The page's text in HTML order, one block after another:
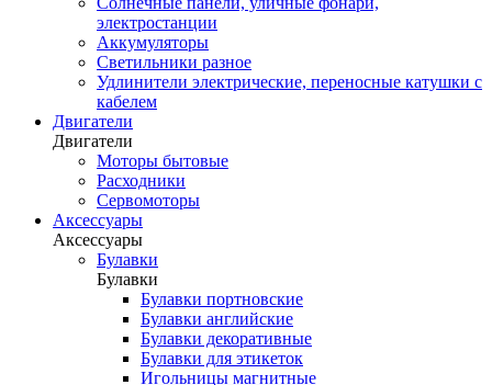
электростанции
Аккумуляторы
Светильники разное
Удлинители электрические, переносные катушки с
кабелем
Двигатели
Двигатели
Моторы бытовые
Расходники
Сервомоторы
Аксессуары
Аксессуары
Булавки
Булавки
Булавки портновские
Булавки английские
Булавки декоративные
Булавки для этикеток
Игольницы магнитные